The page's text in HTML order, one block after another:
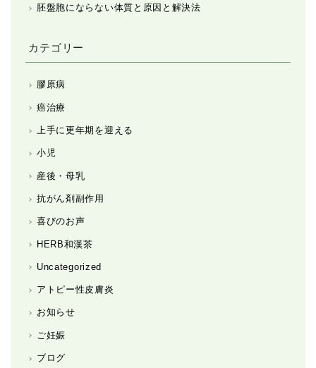
胚盤胞にならない体質と原因と解決法
カテゴリー
膠原病
癌治療
上手に更年期を迎える
小児
産後・母乳
抗がん剤副作用
喜びのお声
HERB和漢茶
Uncategorized
アトピー性皮膚炎
お知らせ
ご妊娠
ブログ